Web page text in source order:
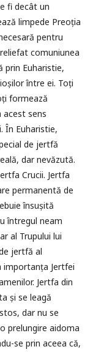
fi decât un
limpede Preoția
pentru
comuniunea
prin Euharistie,
între ei. Toți
formează
acest sens
În Euharistie,
de jertfă
dar nevăzută.
Crucii. Jertfa
permanentă de
însușită
întregul neam
al Trupului lui
jertfă al
importanța Jertfei
Jertfa din
și se leagă
dar nu se
prelungire aidoma
se prin aceea că,